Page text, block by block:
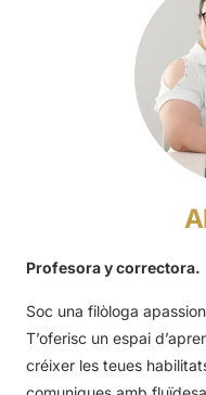
Profesora y correctora.
Soc una filòloga
T’oferisc un espai
créixer les teues